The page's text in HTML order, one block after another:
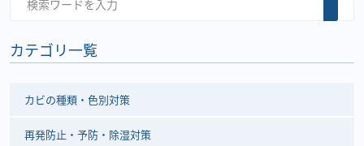
カテゴリ一覧
カビの種類・色別対策
再発防止・予防・除湿対策